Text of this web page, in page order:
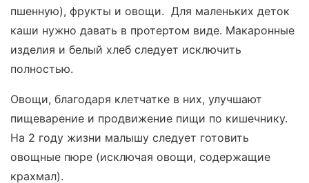
пшенную), фрукты и овощи. Для маленьких деток
каши нужно давать в протертом виде. Макаронные
изделия и белый хлеб следует исключить
полностью.
Овощи, благодаря клетчатке в них, улучшают
пищеварение и продвижение пищи по кишечнику.
На 2 году жизни малышу следует готовить
овощные пюре (исключая овощи, содержащие
крахмал).